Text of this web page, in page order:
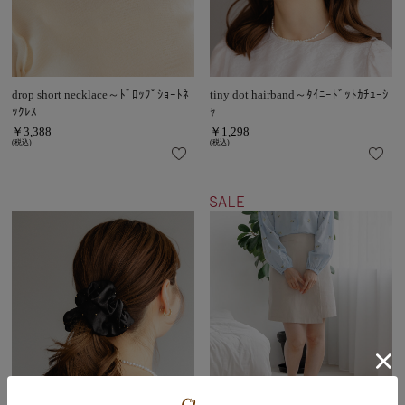
drop short necklace～ﾄﾞﾛｯﾌﾟｼｮｰﾄﾈ
ｯｸﾚｽ
￥3,388
(税込)
tiny dot hairband～ﾀｲﾆｰﾄﾞｯﾄｶﾁｭｰｼ
ｬ
￥1,298
(税込)